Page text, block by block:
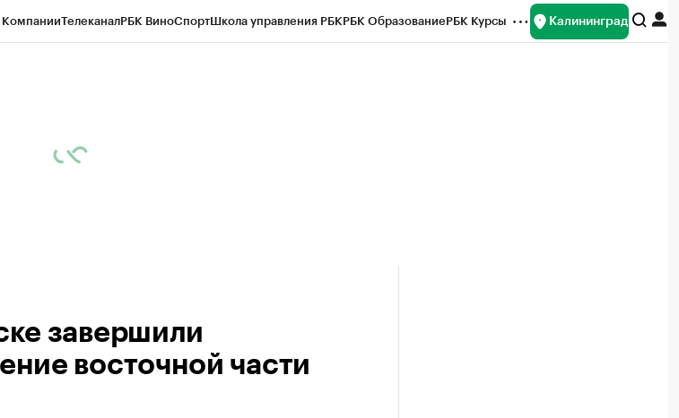
КомпанииТелеканалРБК ВиноСпортШкола управления РБКРБК ОбразованиеРБК Курсы Калининград
завершили
восточной части